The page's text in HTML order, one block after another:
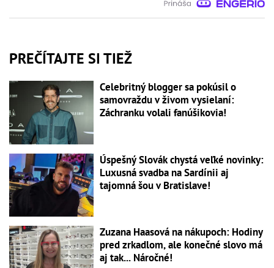
PREČÍTAJTE SI TIEŽ
Celebritný blogger sa pokúsil o
samovraždu v živom vysielaní:
Záchranku volali fanúšikovia!
Úspešný Slovák chystá veľké novinky:
Luxusná svadba na Sardínii aj
tajomná šou v Bratislave!
Zuzana Haasová na nákupoch: Hodiny
pred zrkadlom, ale konečné slovo má
aj tak... Náročné!